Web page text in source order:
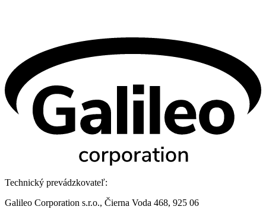
Technický prevádzkovateľ:
Galileo Corporation s.r.o., Čierna Voda 468, 925 06